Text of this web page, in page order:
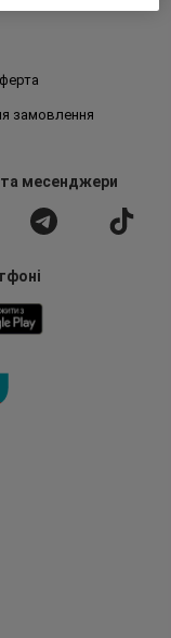
замовлення
та месенджери